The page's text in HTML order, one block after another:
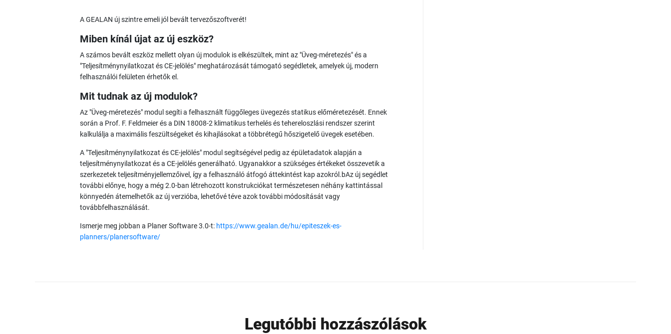
A GEALAN új szintre emeli jól bevált tervezőszoftverét!
Miben kínál újat az új eszköz?
A számos bevált eszköz mellett olyan új modulok is elkészültek, mint az "Üveg-méretezés" és a
"Teljesítménynyilatkozat és CE-jelölés" meghatározását támogató segédletek, amelyek új, modern
felhasználói felületen érhetők el.
Mit tudnak az új modulok?
Az "Üveg-méretezés" modul segíti a felhasznált függőleges üvegezés statikus előméretezését. Ennek
során a Prof. F. Feldmeier és a DIN 18008-2 klimatikus terhelés és tehereloszlási rendszer szerint
kalkulálja a maximális feszültségeket és kihajlásokat a többrétegű hőszigetelő üvegek esetében.
A "Teljesítménynyilatkozat és CE-jelölés" modul segítségével pedig az épületadatok alapján a
teljesítménynyilatkozat és a CE-jelölés generálható. Ugyanakkor a szükséges értékeket összevetik a
szerkezetek teljesítményjellemzőivel, így a felhasználó átfogó áttekintést kap azokról.bAz új segédlet
további előnye, hogy a még 2.0-ban létrehozott konstrukciókat természetesen néhány kattintással
könnyedén átemelhetők az új verzióba, lehetővé téve azok további módosítását vagy
továbbfelhasználását.
Ismerje meg jobban a Planer Software 3.0-t: https://www.gealan.de/hu/epiteszek-es-
planners/planersoftware/
Legutóbbi hozzászólások